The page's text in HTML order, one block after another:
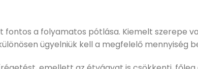
a folyamatos pótlása. Kiemelt szerepe
ügyelniük kell a megfelelő mennyiség